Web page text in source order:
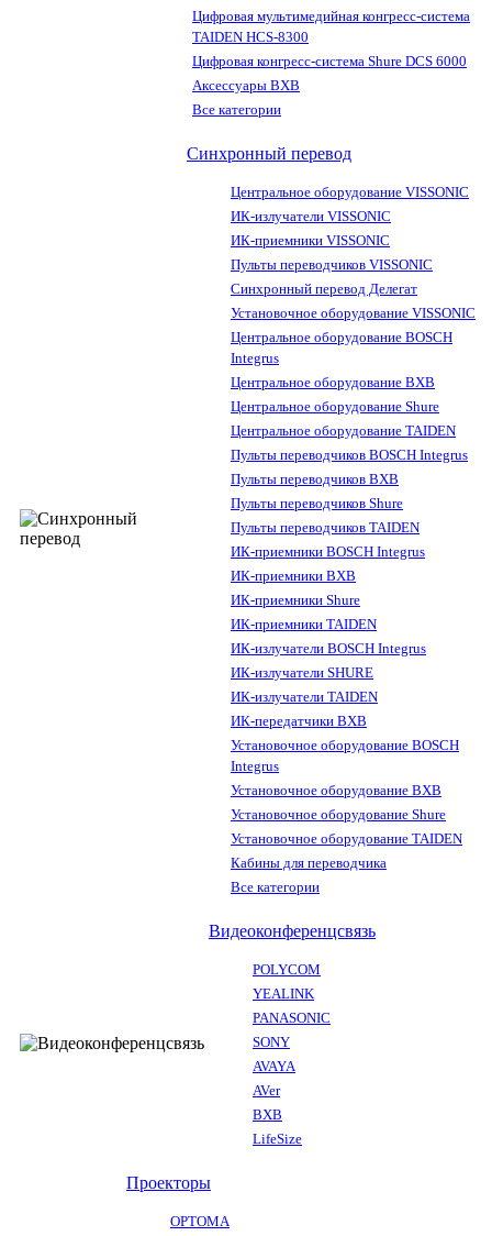
Цифровая мультимедийная конгресс-система
TAIDEN HCS-8300
Цифровая конгресс-система Shure DCS 6000
Аксессуары BXB
Все категории
Синхронный перевод
Центральное оборудование VISSONIC
ИК-излучатели VISSONIC
ИК-приемники VISSONIC
Пульты переводчиков VISSONIC
Синхронный перевод Делегат
Установочное оборудование VISSONIC
Центральное оборудование BOSCH
Integrus
Центральное оборудование BXB
Центральное оборудование Shure
Центральное оборудование TAIDEN
Пульты переводчиков BOSCH Integrus
Пульты переводчиков BXB
Пульты переводчиков Shure
Пульты переводчиков TAIDEN
ИК-приемники BOSCH Integrus
ИК-приемники BXB
ИК-приемники Shure
ИК-приемники TAIDEN
ИК-излучатели BOSCH Integrus
ИК-излучатели SHURE
ИК-излучатели TAIDEN
ИК-передатчики BXB
Установочное оборудование BOSCH
Integrus
Установочное оборудование BXB
Установочное оборудование Shure
Установочное оборудование TAIDEN
Кабины для переводчика
Все категории
Видеоконференцсвязь
POLYCOM
YEALINK
PANASONIC
SONY
AVAYA
AVer
BXB
LifeSize
Проекторы
OPTOMA